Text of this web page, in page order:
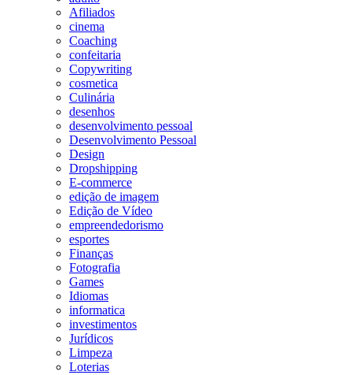
Afiliados
cinema
Coaching
confeitaria
Copywriting
cosmetica
Culinária
desenhos
desenvolvimento pessoal
Desenvolvimento Pessoal
Design
Dropshipping
E-commerce
edição de imagem
Edição de Vídeo
empreendedorismo
esportes
Finanças
Fotografia
Games
Idiomas
informatica
investimentos
Jurídicos
Limpeza
Loterias